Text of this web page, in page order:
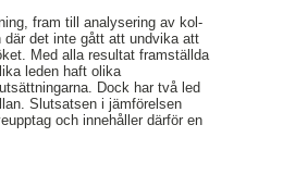
fram till analysering av kol-
det inte gått att undvika att
Med alla resultat framställda
leden haft olika
Dock har två led
Slutsatsen i jämförelsen
och innehåller därför en